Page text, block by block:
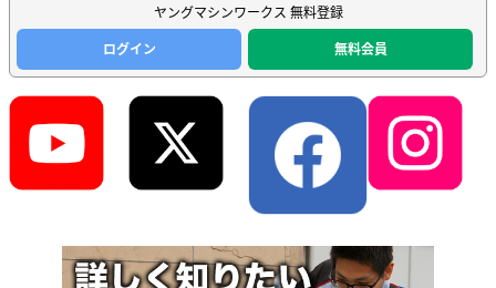
ヤングマシンワークス 無料登録
ログイン
無料会員